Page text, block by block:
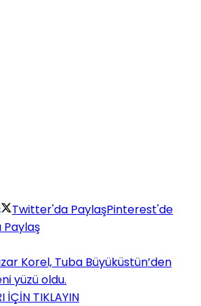
Twitter'da PaylaşPinterest'de
Korel, Tuba Büyüküstün’den
yüzü oldu.
İÇİN TIKLAYIN